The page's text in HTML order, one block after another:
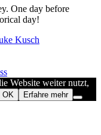
One day before
day!
Kusch
Website weiter nutzt,
OK Erfahre mehr